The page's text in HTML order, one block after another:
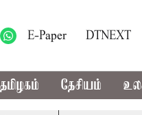
E-Paper DTNEXT
தமிழகம் தேசியம்